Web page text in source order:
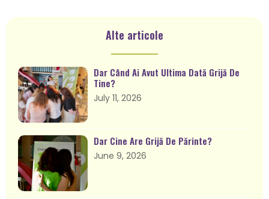
Alte articole
Dar Când Ai Avut Ultima Dată Grijă De
Tine?
July 11, 2026
Dar Cine Are Grijă De Părinte?
June 9, 2026